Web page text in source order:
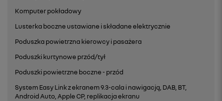
Komputer pokładowy
Lusterka boczne ustawiane i składane elektrycznie
Poduszka powietrzna kierowcy i pasażera
Poduszki kurtynowe przód/tył
Poduszki powietrzne boczne - przód
System Easy Link z ekranem 9.3-cala i nawigacją, DAB, BT,
Android Auto, Apple CP, replikacja ekranu